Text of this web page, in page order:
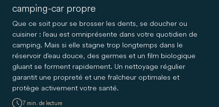
camping-car propre
Que ce soit pour se brosser les dents, se doucher ou
cuisiner : l'eau est omniprésente dans votre quotidien de
camping. Mais si elle stagne trop longtemps dans le
réservoir d'eau douce, des germes et un film biologique
gluant se forment rapidement. Un nettoyage régulier
garantit une propreté et une fraîcheur optimales et
protège activement votre santé.
7 min. de lecture